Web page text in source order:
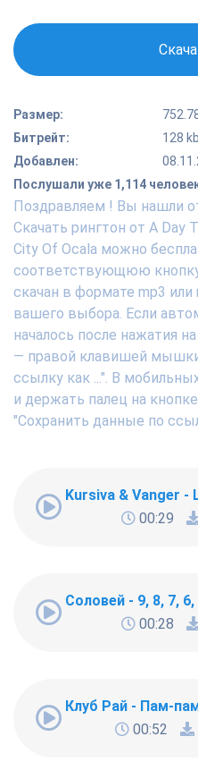
Размер:
Битрейт:
128
Добавлен:
Послушали уже 1,114
Поздравляем ! Вы нашли
Скачать рингтон от A Day
City Of Ocala можно
соответствующюю кнопку
скачан в формате mp3
вашего выбора. Если
началось после нажатия
— правой клавишей
ссылку как ...". В
и держать палец на
"Сохранить данные по
Kursiva & Vanger -
00:29
Соловей - 9, 8, 7,
00:28
Клуб Рай - Пам-
00:52